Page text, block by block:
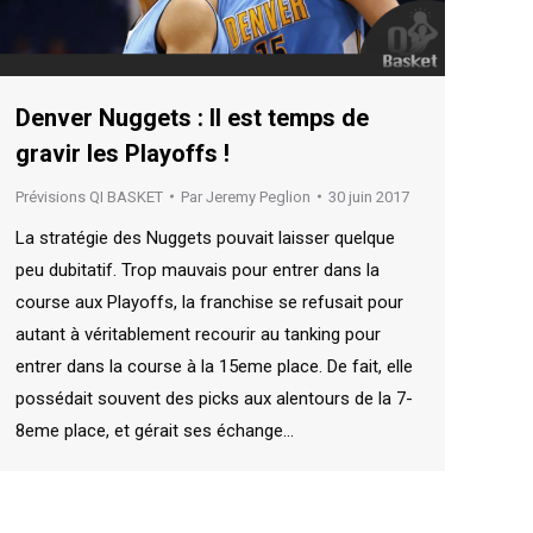
Denver Nuggets : Il est temps de
gravir les Playoffs !
Prévisions QI BASKET Par Jeremy Peglion 30 juin 2017
La stratégie des Nuggets pouvait laisser quelque
peu dubitatif. Trop mauvais pour entrer dans la
course aux Playoffs, la franchise se refusait pour
autant à véritablement recourir au tanking pour
entrer dans la course à la 15eme place. De fait, elle
possédait souvent des picks aux alentours de la 7-
8eme place, et gérait ses échange…